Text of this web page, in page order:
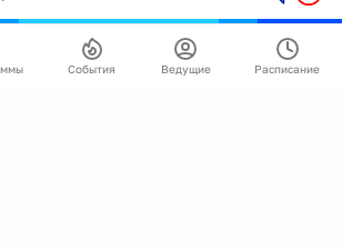
События Ведущие Расписание